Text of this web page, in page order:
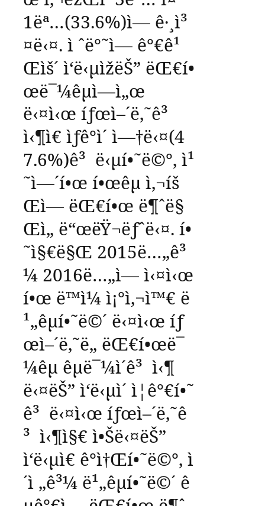
1ëª…(33.6%)ì— ê·¸ì³
¤ë‹¤. ì ˆë°˜ì— ê°€ê¹
Œìš´ ì‘ë‹µìžëŠ” ëŒ€í•
œë¯¼êµ­ì—ì„œ
ë‹¤ì‹œ íƒœì–´ë‚˜ê³
ì‹¶ì€ ìƒê°ì´ ì—†ë‹¤(4
7.6%)ê³ ë‹µí•˜ë©°, ì¹
˜ì—´í•œ í•œêµ­ ì‚¬íš
Œì— ëŒ€í•œ ë¶ˆë§
Œì„ ë“œëŸ¬ëƒˆë‹¤. í•
˜ì§€ë§Œ 2015ë…„ê³
¼ 2016ë…„ì—ì‹¤ì‹œ
í•œ ë™ì¼ì¡°ì‚¬ì™€ ë
¹„êµí•˜ë©´ ë‹¤ì‹œ íƒ
œì–´ë‚˜ë„ ëŒ€í•œë¯
¼êµ­ êµ­ë¯¼ì´ê³ ì‹¶
ë‹¤ëŠ” ì‘ë‹µì´ ì¦ê°€í•˜
ê³ ë‹¤ì‹œ íƒœì–´ë‚˜ê
³ ì‹¶ì§€ ì•Šë‹¤ëŠ”
ì‘ë‹µì€ ê°ì†Œí•˜ë©°, ì
´ì „ê³¼ ë¹„êµí•˜ë©´ ê